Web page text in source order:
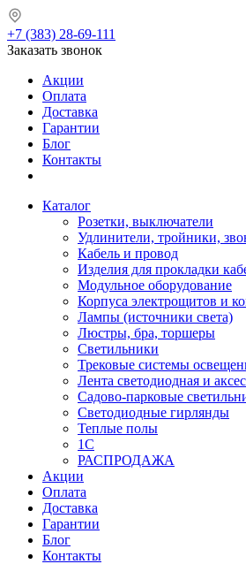
+7 (383) 28-69-111
Заказать звонок
Акции
Оплата
Доставка
Гарантии
Блог
Контакты
Каталог
Розетки, выключатели
Удлинители, тройники,
Кабель и провод
Изделия для прокладки
Модульное оборудование
Корпуса электрощитов и
Лампы (источники света)
Люстры, бра, торшеры
Светильники
Трековые системы
Лента светодиодная и
Садово-парковые
Светодиодные гирлянды
Теплые полы
1С
РАСПРОДАЖА
Акции
Оплата
Доставка
Гарантии
Блог
Контакты